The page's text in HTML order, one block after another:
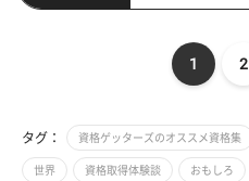
1 2
タグ： 資格ゲッターズのオススメ資格集
世界 資格取得体験談 おもしろ